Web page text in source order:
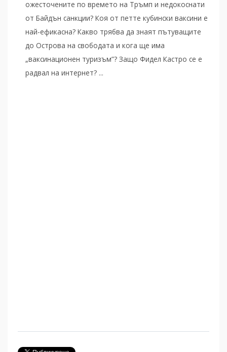
ожесточените по времето на Тръмп и недокоснати
от Байдън санкции? Коя от петте кубински ваксини е
най-ефикасна? Какво трябва да знаят пътуващите
до Острова на свободата и кога ще има
„ваксинационен туризъм”? Защо Фидел Кастро се е
радвал на интернет? ...